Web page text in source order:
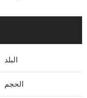
البلد
الحجم